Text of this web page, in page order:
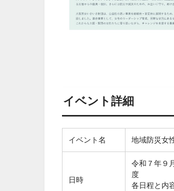
イベント詳細
イベント名 地域防災女
日時
令和７年９
度
各日程と内